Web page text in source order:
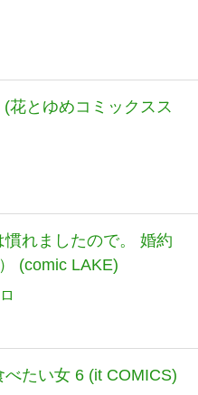
花とゆめコミックスス
慣れましたので。 婚約
(comic LAKE)
たい女 6 (it COMICS)